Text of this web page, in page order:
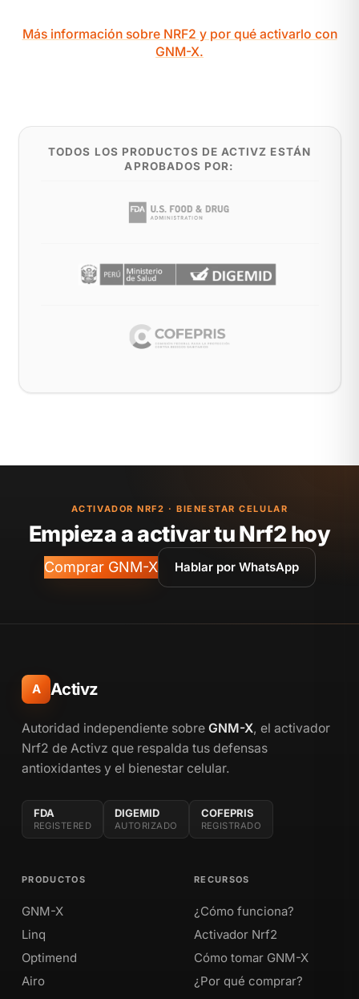
Más información sobre NRF2 y por qué activarlo con
GNM-X.
TODOS LOS PRODUCTOS DE ACTIVZ ESTÁN
APROBADOS POR:
ACTIVADOR NRF2 · BIENESTAR CELULAR
Empieza a activar tu Nrf2 hoy
Comprar GNM-X Hablar por WhatsApp
A Activz
Autoridad independiente sobre GNM-X, el activador
Nrf2 de Activz que respalda tus defensas
antioxidantes y el bienestar celular.
FDA
REGISTERED
DIGEMID
AUTORIZADO
COFEPRIS
REGISTRADO
PRODUCTOS
GNM-X
Linq
Optimend
Airo
RECURSOS
¿Cómo funciona?
Activador Nrf2
Cómo tomar GNM-X
¿Por qué comprar?